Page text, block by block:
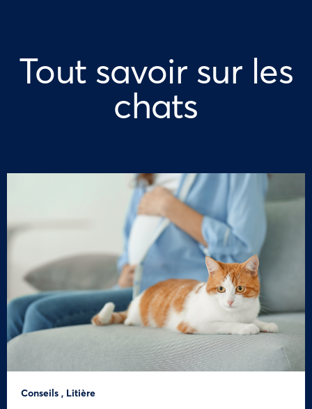
Tout savoir sur les
chats
Conseils , Litière